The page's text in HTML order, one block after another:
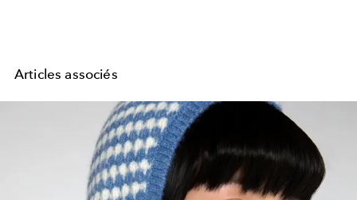
Articles associés